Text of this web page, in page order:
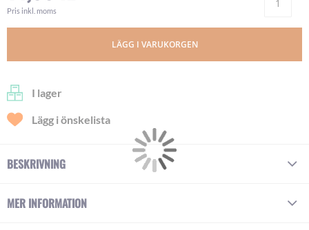
Pris inkl. moms
LÄGG I VARUKORGEN
I lager
Lägg i önskelista
gallery
BESKRIVNING
MER INFORMATION